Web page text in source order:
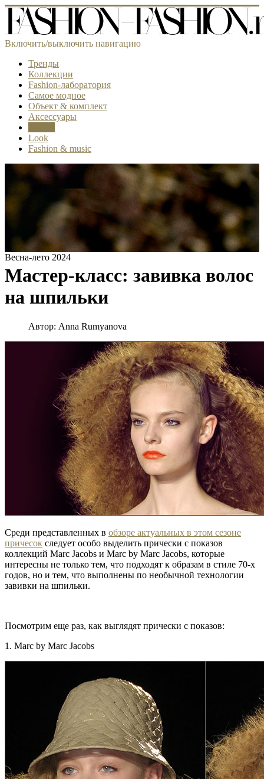
Включить/выключить навигацию
Тренды
Коллекции
Fashion-лаборатория
Самое модное
Объект & комплект
Аксессуары
Look
Fashion & music
Весна-лето 2024
Мастер-класс: завивка волос
на шпильки
Автор: Anna Rumyanova
Среди представленных в обзоре актуальных в этом сезоне
причесок следует особо выделить прически с показов
коллекций Marc Jacobs и Marc by Marc Jacobs, которые
интересны не только тем, что подходят к образам в стиле 70-х
годов, но и тем, что выполнены по необычной технологии
завивки на шпильки.
Посмотрим еще раз, как выглядят прически с показов:
1. Marc by Marc Jacobs